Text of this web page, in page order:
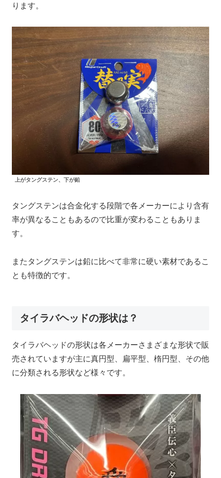
ります。
上がタングステン、下が鉛
タングステンは合金化する段階で各メーカーにより含有
率が異なることもあるので比重が変わることもありま
す。
またタングステンは鉛に比べて非常に硬い素材であるこ
とも特徴的です。
タイラバヘッドの形状は？
タイラバヘッドの形状は各メーカーさまざまな形状で販
売されていますが主に真円型、扁平型、楕円型、その他
に分類される形状など様々です。